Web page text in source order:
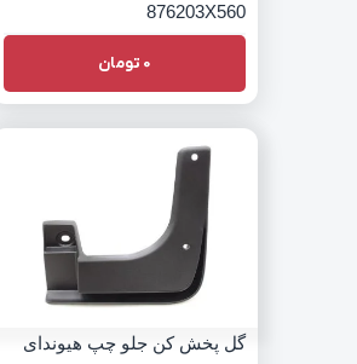
876203X560
0 تومان
گل پخش کن جلو چپ هیوندای